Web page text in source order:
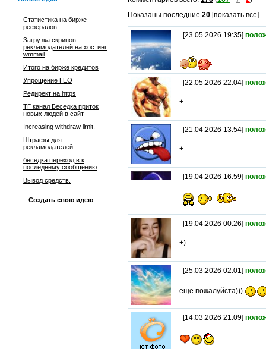
Статистика на бирже
рефералов
Загрузка скринов
рекламодателей на хостинг
wmmail
Итого на бирже кредитов
Упрощение ГЕО
Редирект на https
ТГ канал Беседка приток
новых людей в сайт
Increasing withdraw limit.
Штрафы для
рекламодателей.
беседка переход в к
последнему сообщению
Вывод средств.
Создать свою идею
Показаны последние 20 [показать все]
[23.05.2026 19:35]
[22.05.2026 22:04]
+
[21.04.2026 13:54]
+
[19.04.2026 16:59]
[19.04.2026 00:26]
+)
[25.03.2026 02:01]
еще пожалуйста)))
[14.03.2026 21:09]